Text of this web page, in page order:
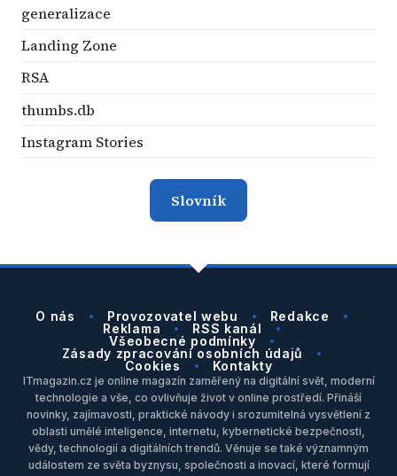
generalizace
Landing Zone
RSA
thumbs.db
Instagram Stories
Slovník
O nás Provozovatel webu
Redakce
Reklama
RSS kanál
Všeobecné podmínky
Zásady zpracování osobních údajů
Cookies
Kontakty
ITmagazin.cz je online magazín zaměřený na digitální svět, moderní
technologie a vše, co ovlivňuje život v online prostředí. Přináší
novinky, zajímavosti, praktické návody i srozumitelná vysvětlení z
oblasti umělé inteligence, internetu, kybernetické bezpečnosti,
vědy, technologií a digitálních trendů. Věnuje se také významným
událostem ze světa byznysu, společnosti a inovací, které formují